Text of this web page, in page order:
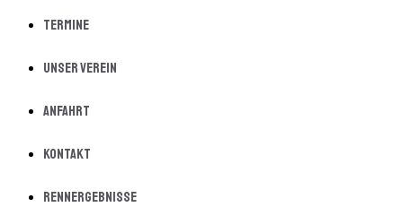
Termine
Unser Verein
Anfahrt
Kontakt
Rennergebnisse